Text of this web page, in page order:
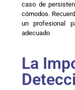
caso de
cómodos.
un profesional
adecuado
La